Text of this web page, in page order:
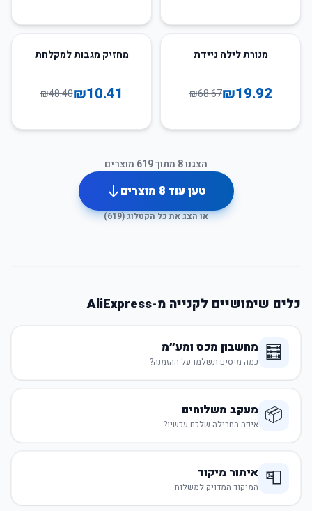
מנורת לילה ניידת
₪19.92
₪68.67
78
מחזיק מגבות למקלחת
₪10.41
₪48.40
הצגנו8 מתוך619 מוצרים
טען עוד8 מוצרים
או הצג את כל הקטלוג (619
)
כלים שימושיים לקנייה מ-AliExpress
🧮 מחשבון מכס ומע״מ
כמה מיסים תשלמו על ההזמנה?
📦 מעקב משלוחים
איפה החבילה שלכם עכשיו?
📮 איתור מיקוד
המיקוד המדויק למשלוח